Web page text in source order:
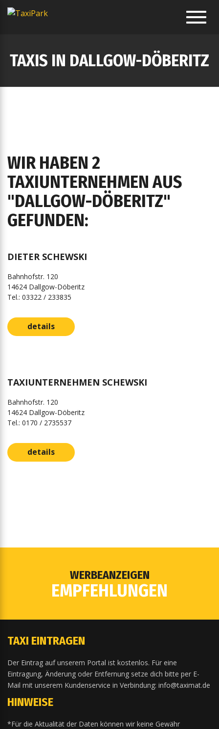
TAXIS IN DALLGOW-DÖBERITZ
WIR HABEN 2
TAXIUNTERNEHMEN AUS
"DALLGOW-DÖBERITZ"
GEFUNDEN:
DIETER SCHEWSKI
Bahnhofstr. 120
14624 Dallgow-Döberitz
Tel.: 03322 / 233835
details
TAXIUNTERNEHMEN SCHEWSKI
Bahnhofstr. 120
14624 Dallgow-Döberitz
Tel.: 0170 / 2735537
details
WERBEANZEIGEN
EMPFEHLUNGEN
TAXI EINTRAGEN
Der Eintrag auf unserem Portal ist kostenlos. Für eine
Eintragung, Änderung oder Entfernung setze dich bitte per E-
Mail mit unserem Kundenservice in Verbindung: info@taximat.de
HINWEISE
*Für die Aktualität der Daten können wir keine Gewähr